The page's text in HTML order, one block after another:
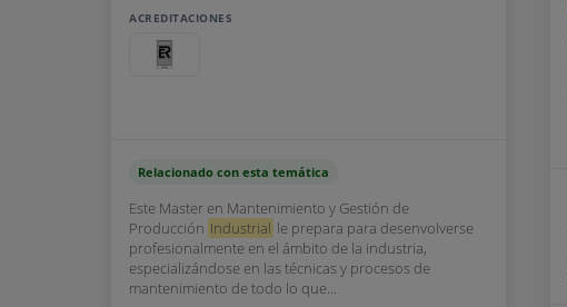
ACREDITACIONES
Relacionado con esta temática
Este Master en Mantenimiento y Gestión de
Producción Industrial le prepara para desenvolverse
profesionalmente en el ámbito de la industria,
especializándose en las técnicas y procesos de
mantenimiento de todo lo que...